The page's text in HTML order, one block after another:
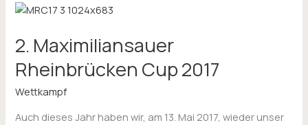
2. Maximiliansauer
Rheinbrücken Cup 2017
Wettkampf
Auch dieses Jahr haben wir, am 13. Mai 2017, wieder unser
2.
Rheinbrücken
Cup
2017